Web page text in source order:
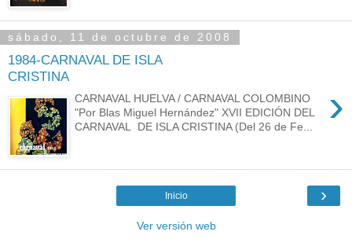
sábado, 11 de octubre de 2008
1984-CARNAVAL DE ISLA
CRISTINA
›
CARNAVAL HUELVA / CARNAVAL COLOMBINO
"Por Blas Miguel Hernández" XVII EDICIÓN DEL
CARNAVAL DE ISLA CRISTINA (Del 26 de Fe...
›
Inicio
Ver versión web